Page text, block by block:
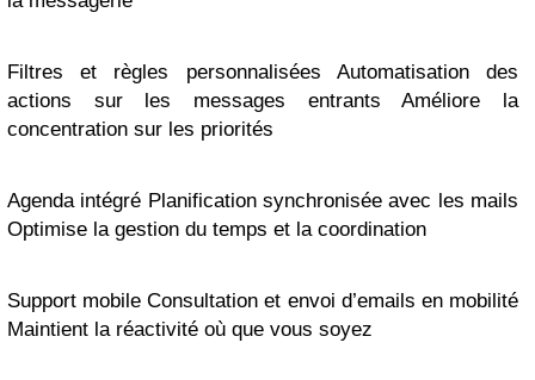
Filtres et règles personnalisées Automatisation des
actions sur les messages entrants Améliore la
concentration sur les priorités
Agenda intégré Planification synchronisée avec les mails
Optimise la gestion du temps et la coordination
Support mobile Consultation et envoi d’emails en mobilité
Maintient la réactivité où que vous soyez